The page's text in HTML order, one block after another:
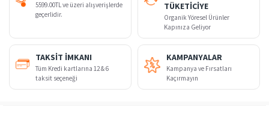
5599.00TL ve üzeri alışverişlerde
geçerlidir.
TÜKETİCİYE
Organik Yöresel Ürünler
Kapınıza Geliyor
TAKSIT İMKANI
Tüm Kredi kartlarına 12 & 6
taksit seçeneği
KAMPANYALAR
Kampanya ve Fırsatları
Kaçırmayın